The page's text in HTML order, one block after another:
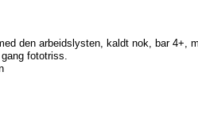
den arbeidslysten, kaldt nok, bar 4+,
fototriss.